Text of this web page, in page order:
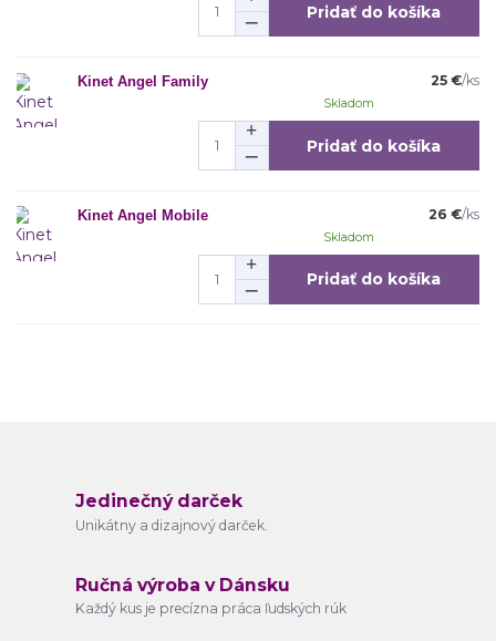
Pridať do košíka
Kinet Angel Family 25 €/ks
Skladom
Pridať do košíka
Kinet Angel Mobile 26 €/ks
Skladom
Pridať do košíka
Jedinečný darček
Unikátny a dizajnový darček.
Ručná výroba v Dánsku
Každý kus je precízna práca ľudských rúk